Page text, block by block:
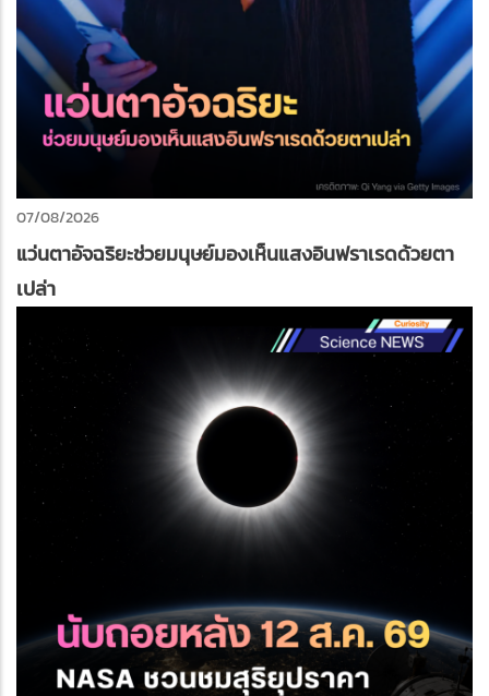
07/08/2026
แว่นตาอัจฉริยะช่วยมนุษย์มองเห็นแสงอินฟราเรดด้วยตา
เปล่า